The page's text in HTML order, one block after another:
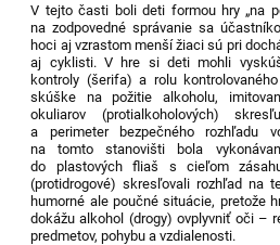
V tejto časti boli deti formou hry „na
na zodpovedné správanie sa
hoci aj vzrastom menší žiacisú pri
aj cyklisti. V hre si deti mohli
kontroly (šerifa) a rolu
skúške na požitie alkoholu,
okuliarov (protialkoholových)
a perimeter bezpečného rozhľadu
na tomto stanovišti bola
do plastových fliaš s cieľom
(protidrogové) skresľovali rozhľad na
humorné ale poučné situácie, pretože
dokážu alkohol (drogy) ovplyvniť oči –
predmetov, pohybu a vzdialenosti.